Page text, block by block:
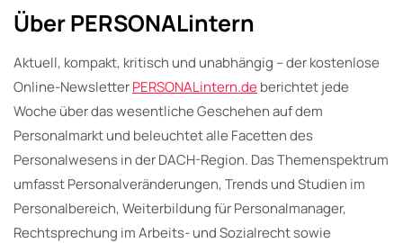
Über PERSONALintern
Aktuell, kompakt, kritisch und unabhängig – der kostenlose
Online-NewsletterPERSONALintern.deberichtet jede
Woche über das wesentliche Geschehen auf dem
Personalmarkt und beleuchtet alle Facetten des
Personalwesens in der DACH-Region. Das Themenspektrum
umfasst Personalveränderungen, Trends und Studien im
Personalbereich, Weiterbildung für Personalmanager,
Rechtsprechung im Arbeits- und Sozialrecht sowie